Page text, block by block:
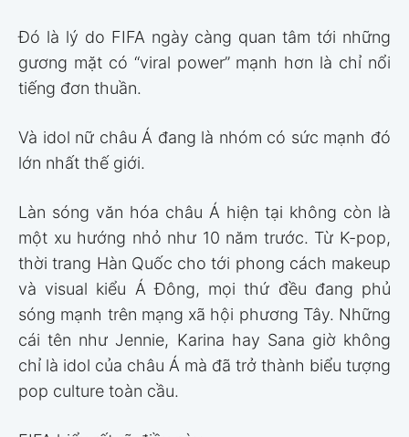
Đó là lý do FIFA ngày càng quan tâm tới những
gương mặt có “viral power” mạnh hơn là chỉ nổi
tiếng đơn thuần.
Và idol nữ châu Á đang là nhóm có sức mạnh đó
lớn nhất thế giới.
Làn sóng văn hóa châu Á hiện tại không còn là
một xu hướng nhỏ như 10 năm trước. Từ K-pop,
thời trang Hàn Quốc cho tới phong cách makeup
và visual kiểu Á Đông, mọi thứ đều đang phủ
sóng mạnh trên mạng xã hội phương Tây. Những
cái tên như Jennie, Karina hay Sana giờ không
chỉ là idol của châu Á mà đã trở thành biểu tượng
pop culture toàn cầu.